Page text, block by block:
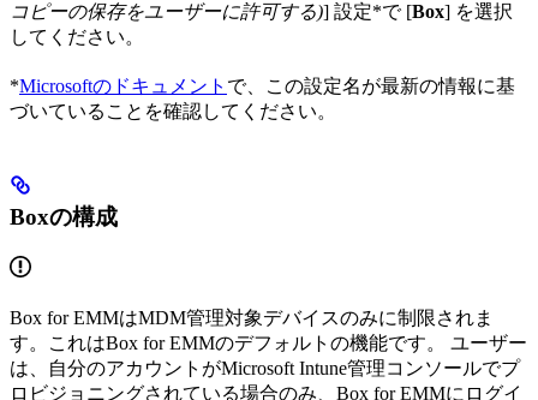
コピーの保存をユーザーに許可する)] 設定*で [Box] を選択
してください。
*Microsoftのドキュメント で、この設定名が最新の情報に基
づいていることを確認してください。
Boxの構成
Box for EMMはMDM管理対象デバイスのみに制限されま
す。これはBox for EMMのデフォルトの機能です。 ユーザー
は、自分のアカウントがMicrosoft Intune管理コンソールでプ
ロビジョニングされている場合のみ、Box for EMMにログイ